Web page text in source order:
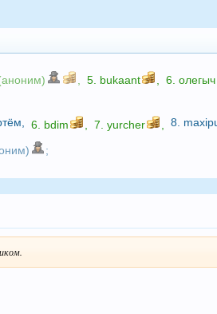
5. bukaant 6.олегыч
6. bdim 7.yurcher 8.
;